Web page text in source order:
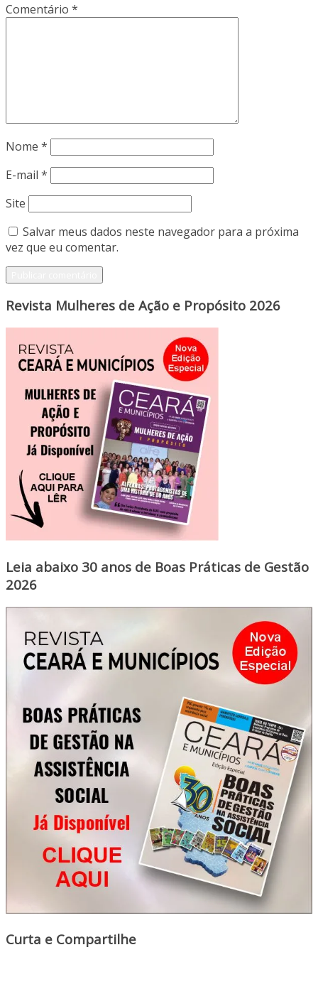
Comentário *
Nome *
E-mail *
Site
Salvar meus dados neste navegador para a próxima
vez que eu comentar.
Revista Mulheres de Ação e Propósito 2026
Leia abaixo 30 anos de Boas Práticas de Gestão
2026
Curta e Compartilhe